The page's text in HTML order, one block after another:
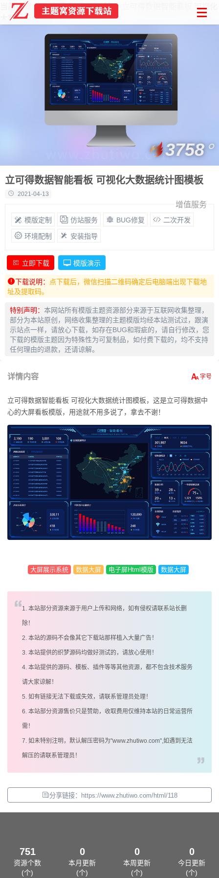
当前位置： 首页 Html模板
立可得数据智能看板 可视化
大数据统计图模板
立可得数据智能看板 可视化大数据统计图模板
2021-04-13
3758
增值服务
模版定制 仿站服务 BUG修复 二次开发
环境配制 安装指导
立即下载 模版演示
下载说明：
点下载后，微信扫描二维码确定后电脑端出现下载地
址及提取码。
特别声明： 本网站所有模版主题资源部分来源于互联网收集整理，
部分为本站原创，网络收集整理的主题模版均经本站测试过，跟演
示站点一样，请放心下载，如存在BUG和瑕疵的，请自行修改，您
下载的模版主题因为特殊性为可复制品，如付费下载的，均不支持
任何理由的退款，还请谅解。
详情内容
立可得数据智能看板 可视化大数据统计图模板，这是立可得数据中
心的大屏看板模版，用途就不用多说了，拿去不谢！
大屏展示系统 数据大屏 电子屏Html模版 数据大屏
1. 本站部分资源来源于用户上传和网络，如有侵权请联系站长删
除！
2. 本站的源码不会像其它下载站那样植入大量广告！
3. 本站提供的织梦源码均做好测试的，请放心使用！
4. 本站提供的源码、模板、插件等等其他资源，都不包含技术服务
请大家谅解！
5. 如有链接无法下载或失效，请联系管理员处理！
6. 本站部分资源售价只是赞助，收取费用仅维持本站的日常运营所
需！
7. 如未特别注明，默认解压密码为"www.zhutiwo.com",如遇到无法
解压的请联系管理员！
分享链接：https://www.zhutiwo.com/html/118
751
资源个数
(个)
0
本月更新
(个)
0
本周更新
(个)
0
今日更新
(个)